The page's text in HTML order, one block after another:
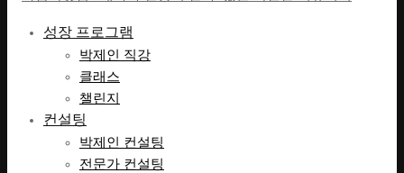
성장 프로그램
박제인 직강
클래스
챌린지
컨설팅
박제인 컨설팅
전문가 컨설팅